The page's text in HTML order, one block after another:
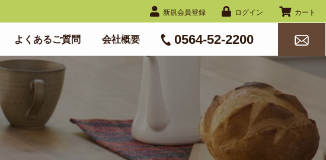
新規会員登録 ログイン カート
よくあるご質問 会社概要 0564-52-2200